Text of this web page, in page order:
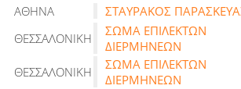
ΑΘΗΝΑ
ΣΤΑΥΡΑΚΟΣ
ΘΕΣΣΑΛΟΝΙΚΗ
ΣΩΜΑ ΕΠΙΛΕΚΤΩΝ
ΔΙΕΡΜΗΝΕΩΝ
ΘΕΣΣΑΛΟΝΙΚΗ
ΣΩΜΑ ΕΠΙΛΕΚΤΩΝ
ΔΙΕΡΜΗΝΕΩΝ